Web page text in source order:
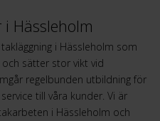
Hässleholm
i Hässleholm som
sätter stor vikt vid
regelbunden utbildning för
till våra kunder. Vi är
i Hässleholm och